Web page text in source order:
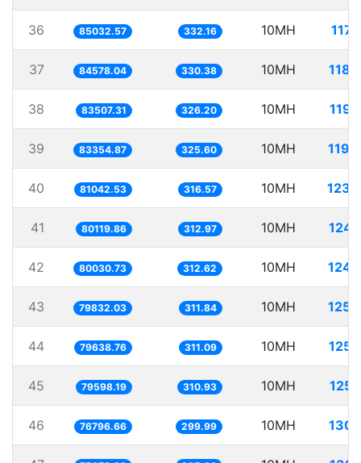
36 85032.57 332.16 10MH
37 84578.04 330.38 10MH
38 83507.31 326.20 10MH
39 83354.87 325.60 10MH
40 81042.53 316.57 10MH
41 80119.86 312.97 10MH
42 80030.73 312.62 10MH
43 79832.03 311.84 10MH
44 79638.76 311.09 10MH
45 79598.19 310.93 10MH
46 76796.66 299.99 10MH